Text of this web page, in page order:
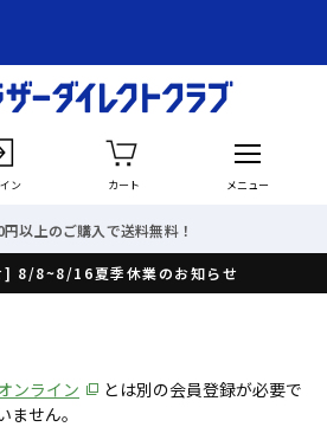
ン カート メニュー
以上のご購入で送料無料！
] 8/8~8/16夏季休業のお知らせ
ンライン
とは別の会員登録が必要で
せん。